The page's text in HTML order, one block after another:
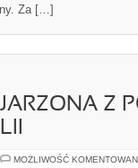
Za […]
Z
MOŻLIWOŚĆ